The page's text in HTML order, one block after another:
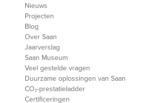
Nieuws
Projecten
Blog
Over Saan
Jaarverslag
Saan Museum
Veel gestelde vragen
Duurzame oplossingen van Saan
CO₂-prestatieladder
Certificeringen